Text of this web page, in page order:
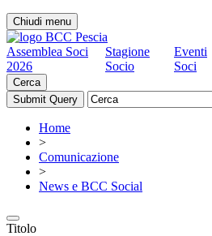
Chiudi menu
Assemblea Soci
2026
Stagione
Socio
Eventi
Soci
Cerca
Home
>
Comunicazione
>
News e BCC Social
Titolo